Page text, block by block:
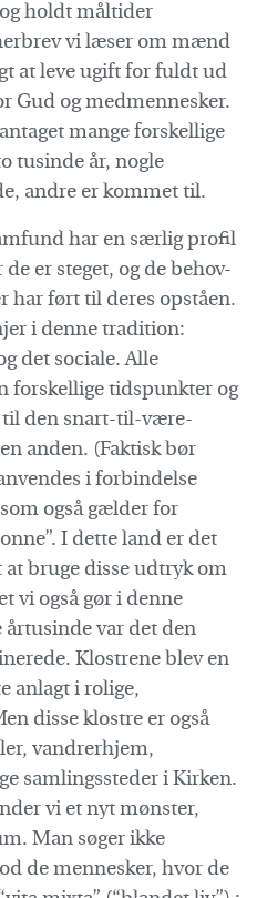
holdt måltider
vi læser om mænd
at leve ugift for fuldt ud
Gud og medmennesker.
mange forskellige
tusinde år, nogle
andre er kommet til.
har en særlig profil
er steget, og de behov-
har ført til deres opståen.
i denne tradition:
det sociale. Alle
forskellige tidspunkter og
til den snart-til-være-
anden. (Faktisk bør
i forbindelse
også gælder for
I dette land er det
bruge disse udtryk om
vi også gør i denne
årtusinde var det den
Klostrene blev en
anlagt i rolige,
disse klostre er også
vandrerhjem,
samlingssteder i Kirken.
vi et nyt mønster,
Man søger ikke
de mennesker, hvor de